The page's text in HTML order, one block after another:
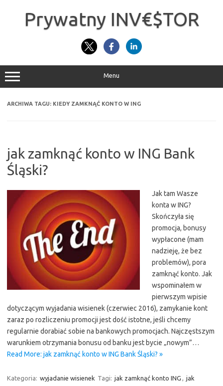
Prywatny INV€$TOR
Menu
ARCHIWA TAGU: KIEDY ZAMKNĄĆ KONTO W ING
jak zamknąć konto w ING Bank
Śląski?
Jak tam Wasze
konta w ING?
Skończyła się
promocja, bonusy
wypłacone (mam
nadzieję, że bez
problemów), pora
zamknąć konto. Jak
wspominałem w
pierwszym wpisie
dotyczącym wyjadania wisienek (czerwiec 2016), zamykanie kont
zaraz po rozliczeniu promocji jest dość istotne, jeśli chcemy
regularnie dorabiać sobie na bankowych promocjach. Najczęstszym
warunkiem otrzymania bonusu od banku jest bycie „nowym”…
Read More: jak zamknąć konto w ING Bank Śląski? »
Kategoria: wyjadanie wisienek Tagi: jak zamknąć konto ING , jak